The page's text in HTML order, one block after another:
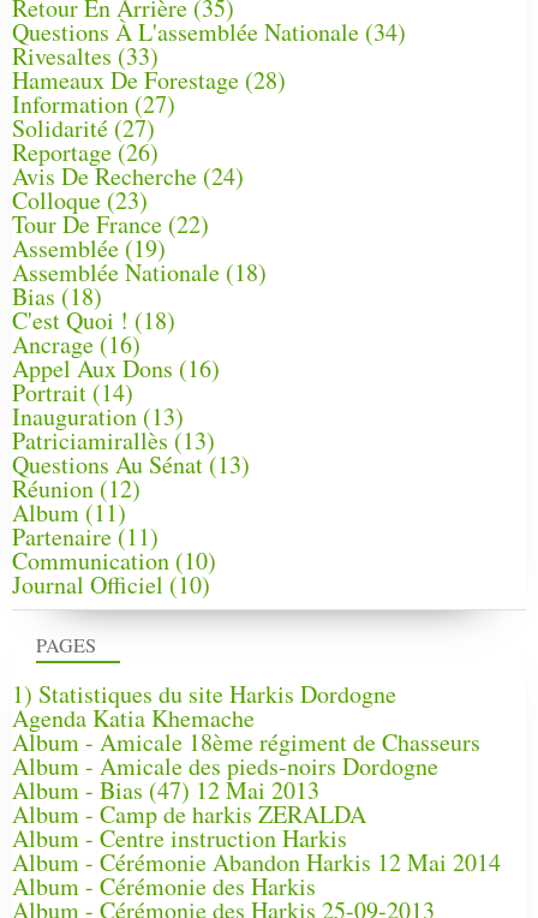
PAGES
1) Statistiques du site Harkis Dordogne
Agenda Katia Khemache
Album - Amicale 18ème régiment de Chasseurs
Album - Amicale des pieds-noirs Dordogne
Album - Bias (47) 12 Mai 2013
Album - Camp de harkis ZERALDA
Album - Centre instruction Harkis
Album - Cérémonie Abandon Harkis 12 Mai 2014
Album - Cérémonie des Harkis
Album - Cérémonie des Harkis 25-09-2013
Retour En Arrière (35)
Questions À L'assemblée Nationale (34)
Rivesaltes (33)
Hameaux De Forestage (28)
Information (27)
Solidarité (27)
Reportage (26)
Avis De Recherche (24)
Colloque (23)
Tour De France (22)
Assemblée (19)
Assemblée Nationale (18)
Bias (18)
C'est Quoi ! (18)
Ancrage (16)
Appel Aux Dons (16)
Portrait (14)
Inauguration (13)
Patriciamirallès (13)
Questions Au Sénat(13)
Réunion (12)
Album (11)
Partenaire(11)
Communication (10)
Journal Officiel (10)